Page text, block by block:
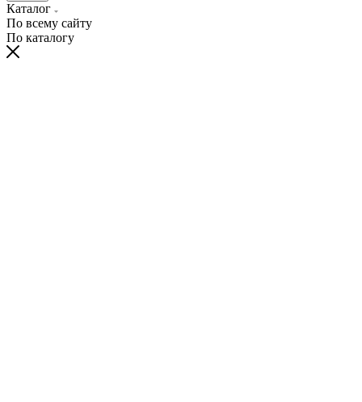
Каталог
По всему сайту
По каталогу